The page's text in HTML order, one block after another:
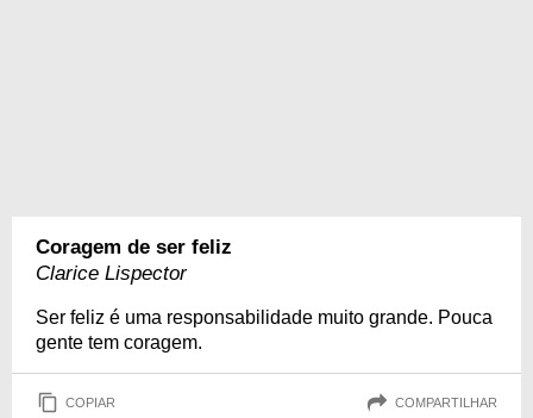
Coragem de ser feliz
Clarice Lispector
Ser feliz é uma responsabilidade muito grande. Pouca
gente tem coragem.
COPIAR COMPARTILHAR